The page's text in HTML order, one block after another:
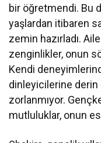
bir öğretmendi. Bu
yaşlardan itibaren
zemin hazırladı.
zenginlikler, onun
Kendi
dinleyicilerine
zorlanmıyor.
mutluluklar, onun